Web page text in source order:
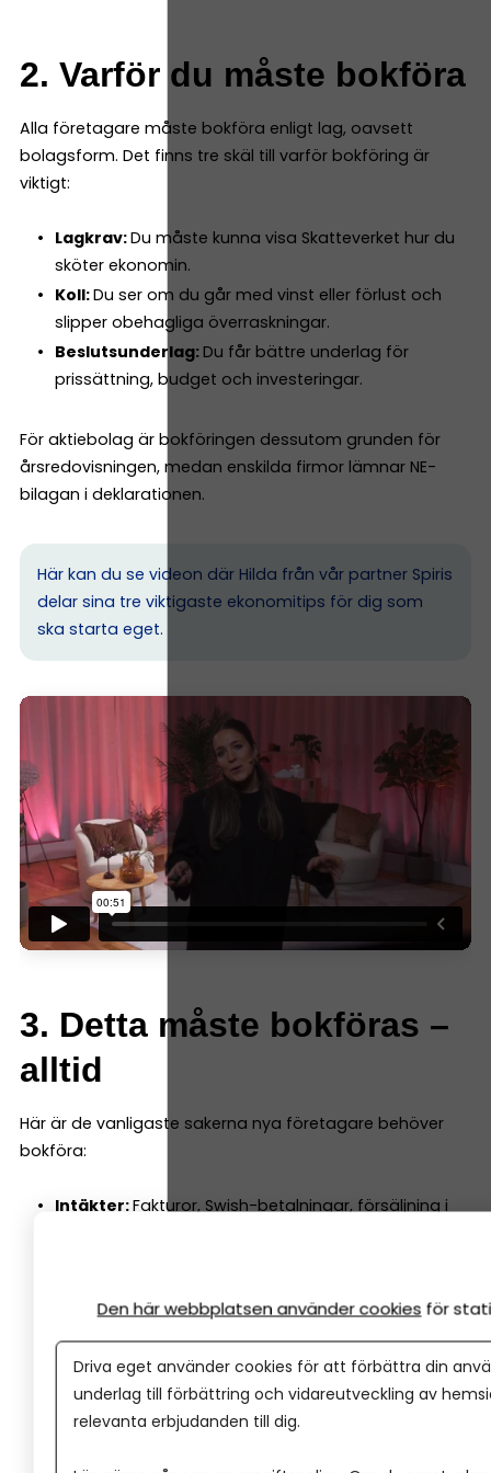
2. Varför du måste bokföra
Alla företagare måste bokföra enligt lag, oavsett
bolagsform. Det finns tre skäl till varför bokföring är
viktigt:
Lagkrav:Du måste kunna visa Skatteverket hur du
sköter ekonomin.
Koll:Du ser om du går med vinst eller förlust och
slipper obehagliga överraskningar.
Beslutsunderlag: Du får bättre underlag för
prissättning, budget och investeringar.
För aktiebolag är bokföringen dessutom grunden för
årsredovisningen, medan enskilda firmor lämnar NE-
bilagan i deklarationen.
Här kan du se videon där Hilda från vår partner Spiris
delar sina tre viktigaste ekonomitips för dig som
ska starta eget.
3. Detta måste bokföras –
alltid
Här är de vanligaste sakerna nya företagare behöver
bokföra:
Intäkter:Fakturor, Swish-betalningar, försäljning i
arbetsgivaravgifter.
Lön:Utbetalad lön från aktiebolag.
Eget uttag / egen insättning: I enskild firma.
Tillgångar:
Maskiner, datorer, inventarier.
Kvittounderlag:
Alla kvitton måste sparas enligt
lag.
Den här webbplatsen använder cookies för
Driva eget använder cookies för att förbättra din
underlag till förbättring och vidareutveckling av
relevanta erbjudanden till dig.